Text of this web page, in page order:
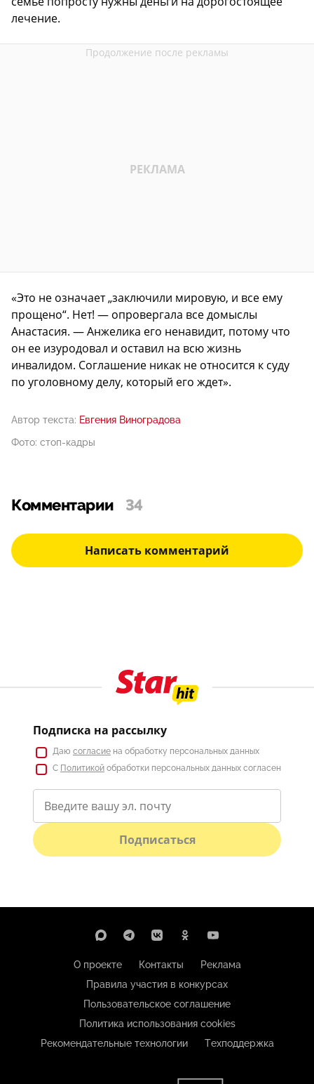
лечение.
«Это не означает „заключили мировую, и все ему
прощено“. Нет! — опровергала все домыслы
Анастасия. — Анжелика его ненавидит, потому что
он ее изуродовал и оставил на всю жизнь
инвалидом. Соглашение никак не относится к суду
по уголовному делу, который его ждет».
Автор текста: Евгения Виноградова
Фото: стоп-кадры
Комментарии 34
Написать комментарий
Подписка на рассылку
Даю согласие на обработку персональных данных
С Политикой обработки персональных данных согласен
Подписаться
О проекте Контакты
Реклама
Правила участия в конкурсах
Пользовательское соглашение
Политика использования cookies
Рекомендательные технологии
Техподдержка